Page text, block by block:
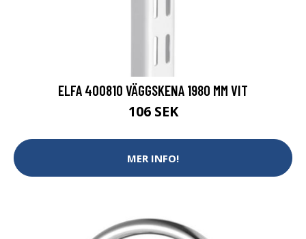
ELFA 400810 VÄGGSKENA 1980 MM VIT
106 SEK
MER INFO!